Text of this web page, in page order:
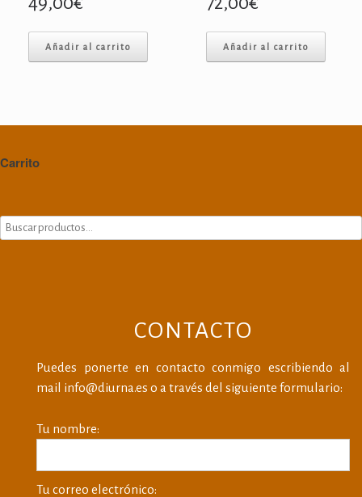
Añadir al carrito Añadir al carrito
Carrito
CONTACTO
Puedes ponerte en contacto conmigo escribiendo al
mail info@diurna.es o a través del siguiente formulario:
Tu nombre:
Tu correo electrónico: